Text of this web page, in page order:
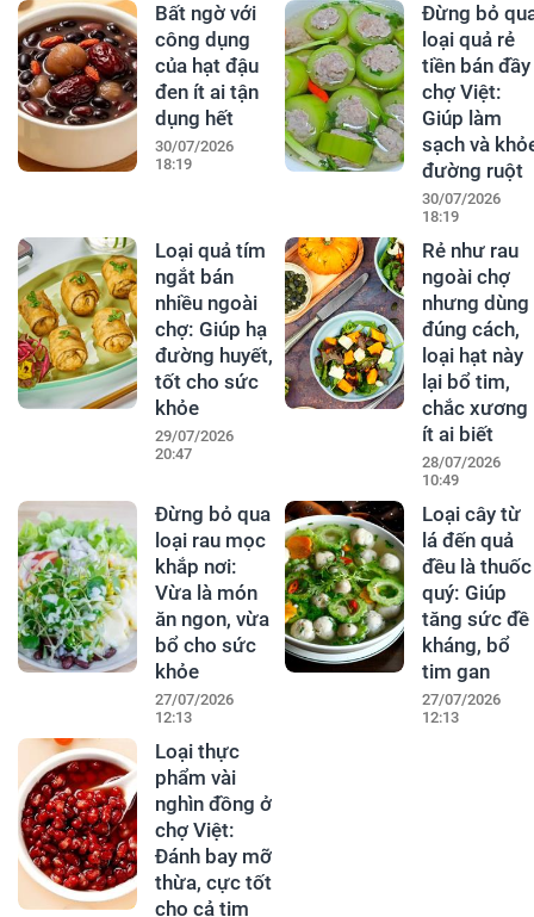
Bất ngờ với
công dụng
của hạt đậu
đen ít ai tận
dụng hết
30/07/2026
18:19
Đừng bỏ
loại quả rẻ
tiền bán đầy
chợ Việt:
Giúp làm
sạch và
đường ruột
30/07/2026
18:19
Loại quả tím
ngắt bán
nhiều ngoài
chợ: Giúp hạ
đường huyết,
tốt cho sức
khỏe
29/07/2026
20:47
Rẻ như rau
ngoài chợ
nhưng dùng
đúng cách,
loại hạt này
lại bổ tim,
chắc xương
ít ai biết
28/07/2026
10:49
Đừng bỏ qua
loại rau mọc
khắp nơi:
Vừa là món
ăn ngon, vừa
bổ cho sức
khỏe
27/07/2026
12:13
Loại cây từ
lá đến quả
đều là thuốc
quý: Giúp
tăng sức đề
kháng, bổ
tim gan
27/07/2026
12:13
Loại thực
phẩm vài
nghìn đồng ở
chợ Việt:
Đánh bay mỡ
thừa, cực tốt
cho cả tim